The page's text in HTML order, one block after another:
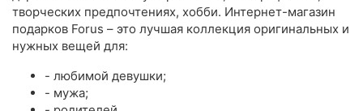
творческих предпочтениях, хобби. Интернет-магазин
подарков Forus – это лучшая коллекция оригинальных и
нужных вещей для:
- любимой девушки;
- мужа;